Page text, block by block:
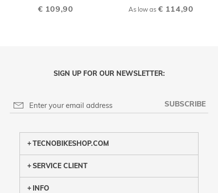
€ 109,90 As low as € 114,90
SIGN UP FOR OUR NEWSLETTER:
PRIVACY POLICY
SUBSCRIBE
TECNOBIKESHOP.COM
SERVICE CLIENT
INFO